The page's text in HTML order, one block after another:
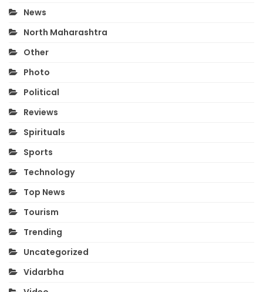
News
North Maharashtra
Other
Photo
Political
Reviews
Spirituals
Sports
Technology
Top News
Tourism
Trending
Uncategorized
Vidarbha